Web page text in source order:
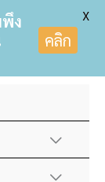
ง
คลิก
X